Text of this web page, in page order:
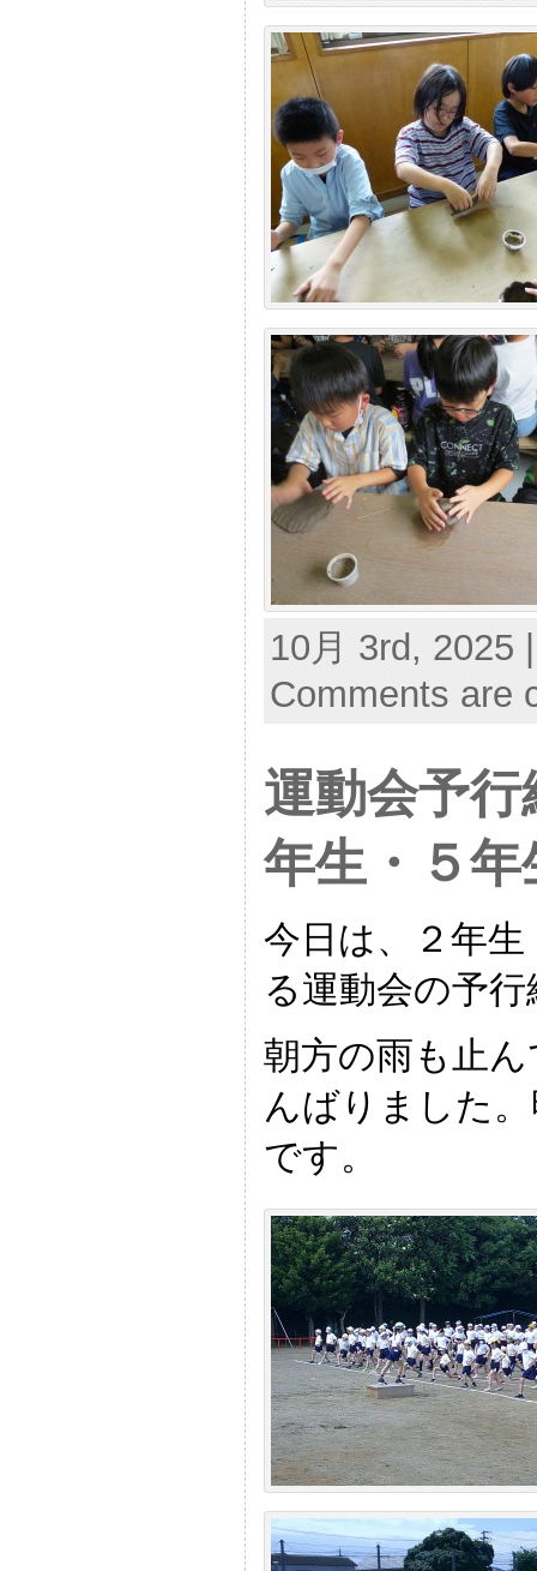
10月 3rd, 2025
Comments are
運動会予
年生・５年
今日は、２年
る運動会の予
朝方の雨も止
んばりました
です。